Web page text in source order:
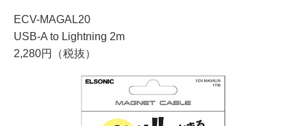
ECV-MAGAL20
USB-A to Lightning 2m
2,280円（税抜）